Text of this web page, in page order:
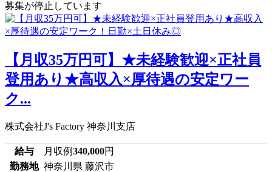
募集が停止しています
【月収35万円可】★未経験歓迎×正社員
登用あり★高収入×厚待遇の安定ワー
ク...
株式会社J's Factory 神奈川支店
給与 月収例340,000円
勤務地 神奈川県 藤沢市